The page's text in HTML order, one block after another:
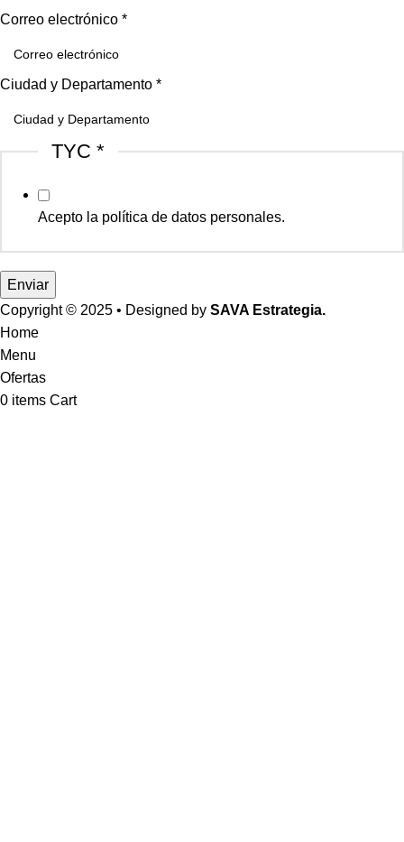
Correo electrónico *
Ciudad y Departamento *
TYC *
Acepto la política de datos personales.
Enviar
Copyright © 2025 • Designed by SAVA Estrategia.
Home
Menu
Ofertas
0 items Cart